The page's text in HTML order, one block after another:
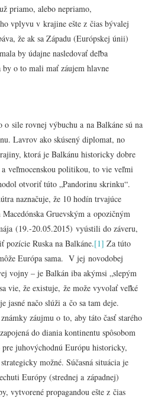
priamo, alebo nepriamo,
vplyvu v krajine ešte z čias bývalej
že ak sa Západu (Európskej únii)
by údajne nasledovať deľba
by o to mali mať záujem hlavne
o sile rovnej výbuchu a na Balkáne sú na
Lavrov ako skúsený diplomat, no
ktorá je Balkánu historicky dobre
a veľmocenskou politikou, to vie veľmi
otvoriť túto „Pandorinu skrinku“.
naznačuje, že 10 hodín trvajúce
Gruevským a opozičným
(19.-20.05.2015) vyústili do záveru,
pozície Ruska na Balkáne.[1] Za túto
Európa sama. V jej novodobej
vojny – je Balkán iba akýmsi „slepým
vie, že existuje, že može vyvolať veľké
jasné načo slúži a čo sa tam deje.
záujmu o to, aby táto časť starého
do diania kontinentu spôsobom
juhovýchodnú Európu historicky,
možné. Súčasná situácia je
Európy (strednej a západnej)
vytvorené propagandou ešte z čias